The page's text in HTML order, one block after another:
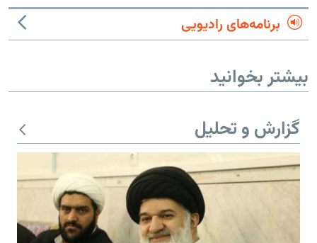
برنامه‌های رادیویی
بیشتر بخوانید
گزارش و تحلیل